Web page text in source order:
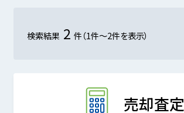
検索結果 2 件（1件～2件を表示）
売却査定